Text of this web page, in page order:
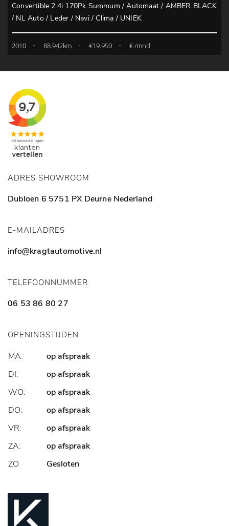
Convertible 2.4i 170Pk Summum / Automaat / AMBER BLACK
/ NL Auto / Leder / Navi / Clima / UNIEK
2010 88.942km €19.950 € /mnd
ADRES SHOWROOM
Dubloen 6 5751 PX Deurne Nederland
E-MAILADRES
info@kragtautomotive.nl
TELEFOONNUMMER
06 53 86 80 27
OPENINGSTIJDEN
MA:
op afspraak
DI:
op afspraak
WO:
op afspraak
DO:
op afspraak
VR:
op afspraak
ZA:
op afspraak
ZO
Gesloten